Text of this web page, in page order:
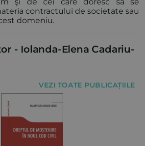
contractului de societate sau
domeniu.
- Iolanda-Elena Cadariu-
VEZI TOATE PUBLICAȚIILE